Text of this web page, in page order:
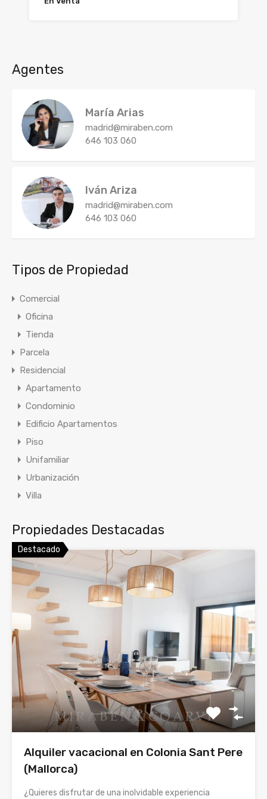
Agentes
María Arias
madrid@miraben.com
646 103 060
Iván Ariza
madrid@miraben.com
646 103 060
Tipos de Propiedad
Comercial
Oficina
Tienda
Parcela
Residencial
Apartamento
Condominio
Edificio Apartamentos
Piso
Unifamiliar
Urbanización
Villa
Propiedades Destacadas
Destacado
Alquiler vacacional en Colonia Sant Pere
(Mallorca)
¿Quieres disfrutar de una inolvidable experiencia